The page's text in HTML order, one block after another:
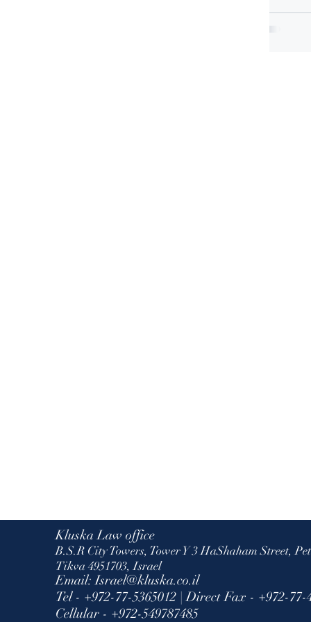
KluskaLaw office
B.S.R City Towers, Tower Y 3 HaShaham Street,
Tikva 4951703, Israel
Email:Israel@kluska.co.il
Tel - +972-77-5365012 | Direct Fax - +972-77-
Cellular - +972-549787485